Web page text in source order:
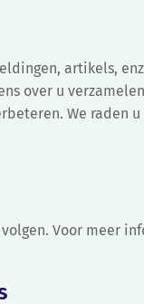
artikels,
over u
We raden
Voor meer